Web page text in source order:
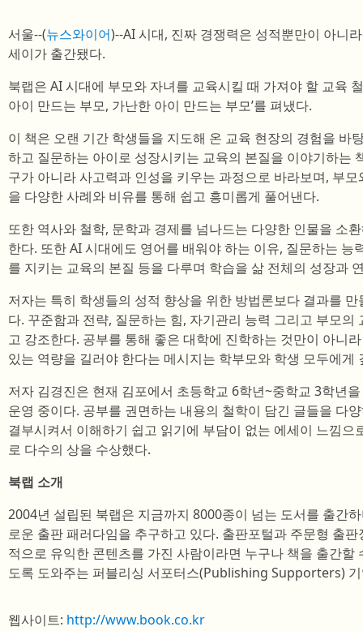
서울--(뉴스와이어)--AI 시대, 진짜 경쟁력은 성적뿐만이 아니
세이가 출간됐다.
북랩은 AI 시대에 부모와 자녀를 교육시킬 때 가져야 할 교육
아이 만드는 부모, 가난한 아이 만드는 부모’를 펴냈다.
이 책은 오랜 기간 학생들을 지도해 온 교육 현장의 경험을 바
하고 질문하는 아이로 성장시키는 교육의 본질을 이야기하는
구가 아니라 사고력과 인성을 키우는 과정으로 바라보며, 부
을 다양한 사례와 비유를 통해 쉽고 흥미롭게 풀어낸다.
또한 역사와 철학, 문학과 경제를 넘나드는 다양한 인물을 소
한다. 또한 AI 시대에도 영어를 배워야 하는 이유, 질문하는 능
를 지키는 교육의 본질 등을 다루며 학습을 삶 전체의 성장과
저자는 특히 학생들의 성적 향상을 위한 방법론보다 결과를
다. 꾸준함과 전략, 질문하는 힘, 자기관리 능력 그리고 부모
고 강조한다. 공부를 통해 좋은 대학에 진학하는 것만이 아니
있는 역량을 길러야 한다는 메시지는 학부모와 학생 모두에게
저자 김경진은 현재 김포에서 초등학교 6학년~중학교 3학년
운영 중이다. 공부를 권면하는 내용의 철학이 담긴 글들을 다
결부시켜서 이해하기 쉽고 읽기에 부담이 없는 에세이 느낌으
로 다수의 상을 수상했다.
북랩 소개
2004년 설립된 북랩은 지금까지 8000종이 넘는 도서를 출간
로운 출판 패러다임을 추구하고 있다. 출판포털과 주문형 출
적으로 유익한 콘텐츠를 가진 사람이라면 누구나 책을 출간할
도록 도와주는 퍼블리싱 서포터스(Publishing Supporters)
웹사이트: http://www.book.co.kr